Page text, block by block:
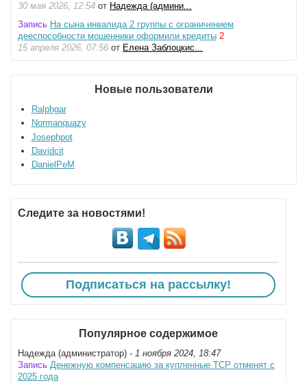
30 мая 2026, 12:54 от Надежда (админи...
Запись На сына инвалида 2 группы с ограничением
дееспособности мошенники оформили кредиты 2
15 апреля 2026, 07:56 от Елена Заблоцкис...
Новые пользователи
Ralphgar
Normanquazy
Josephpot
Davidcit
DanielPeM
Следите за новостями!
Подписаться на рассылку!
Популярное содержимое
Надежда (администратор) - 1 ноября 2024, 18:47
Запись Денежную компенсацию за купленные ТСР отменят с
2025 года